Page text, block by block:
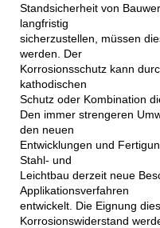
Standsicherheit von
langfristig
sicherzustellen, müssen
werden. Der
Korrosionsschutz kann
kathodischen
Schutz oder Kombination
Den immer strengeren
den neuen
Entwicklungen und
Stahl- und
Leichtbau derzeit neue
Applikationsverfahren
entwickelt. Die Eignung
Korrosionswiderstand